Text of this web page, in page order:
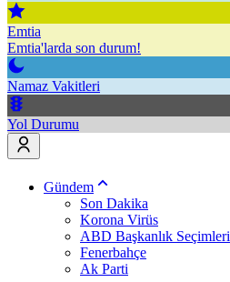
Emtia
Emtia'larda son durum!
Namaz Vakitleri
Yol Durumu
Gündem
Son Dakika
Korona Virüs
ABD Başkanlık Seçimleri
Fenerbahçe
Ak Parti